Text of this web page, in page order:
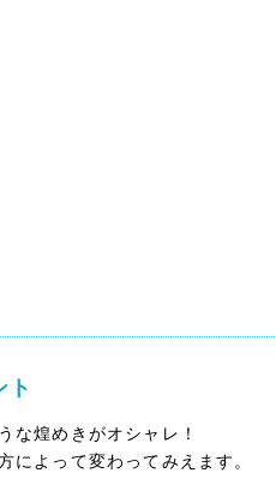
ト
な煌めきがオシャレ！
によって変わってみえます。